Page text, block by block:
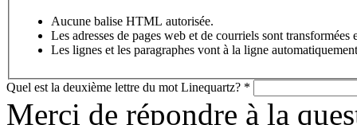
Aucune balise HTML autorisée.
Les adresses de pages web et de courriels sont transformées
Les lignes et les paragraphes vont à la ligne
Quel est la deuxième lettre du mot Linequartz? *
Merci de répondre à la